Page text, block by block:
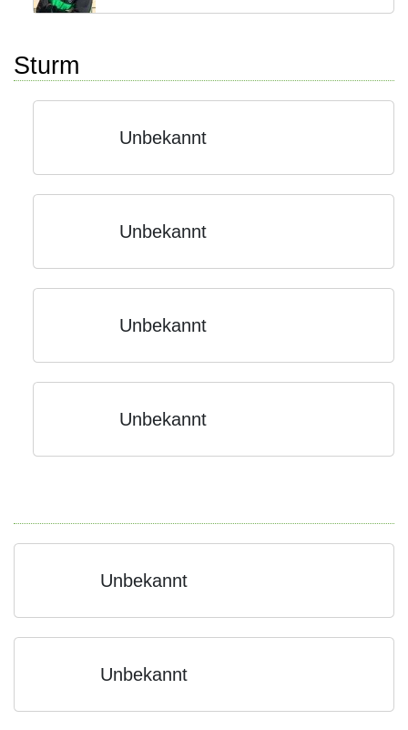
Sturm
Unbekannt
Unbekannt
Unbekannt
Unbekannt
Unbekannt
Unbekannt